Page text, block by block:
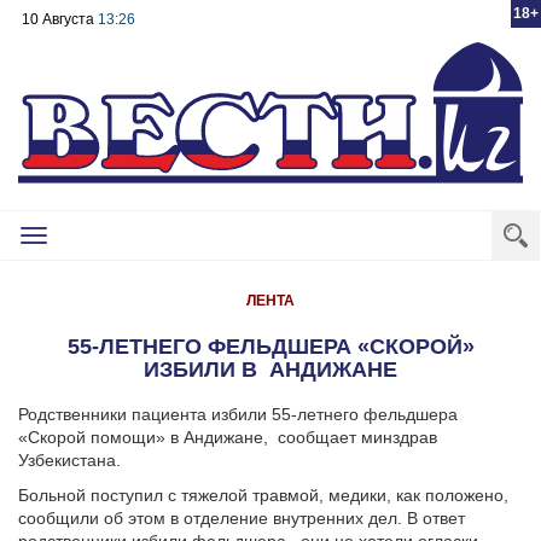
18+
10 Августа 13:26
Toggle
ЛЕНТА
55-ЛЕТНЕГО ФЕЛЬДШЕРА «СКОРОЙ»
ИЗБИЛИ В АНДИЖАНЕ
Родственники пациента избили 55-летнего фельдшера
«Скорой помощи» в Андижане, сообщает минздрав
Узбекистана.
Больной поступил с тяжелой травмой, медики, как положено,
сообщили об этом в отделение внутренних дел. В ответ